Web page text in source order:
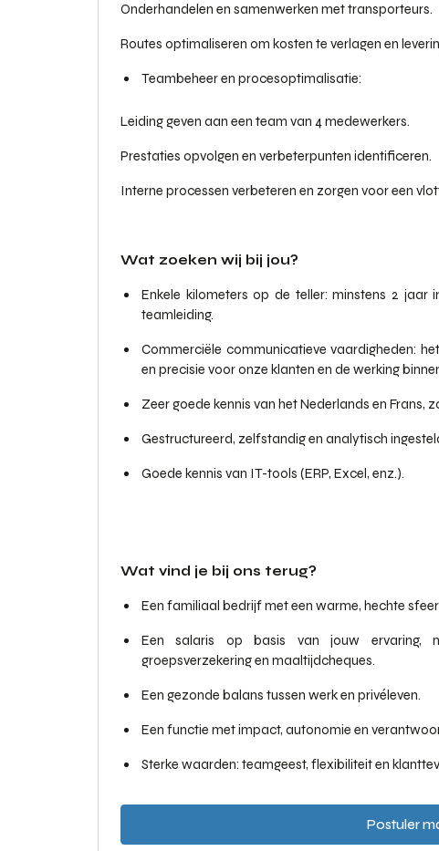
Onderhandelen en samenwerken met transporteurs.
Routes optimaliseren om kosten te verlagen en
Teambeheer en procesoptimalisatie:
Leiding geven aan een team van 4 medewerkers.
Prestaties opvolgen en verbeterpunten identificeren.
Interne processen verbeteren en zorgen voor een
Wat zoeken wij bij jou?
Enkele kilometers op de teller: minstens 2 jaar
teamleiding.
Commerciële communicatieve vaardigheden:
en precisie voor onze klanten en de werking
Zeer goede kennis van het Nederlands en Frans,
Gestructureerd, zelfstandig en analytisch
Goede kennis van IT-tools (ERP, Excel, enz.).
Wat vind je bij ons terug?
Een familiaal bedrijf met een warme, hechte
Een salaris op basis van jouw ervaring,
groepsverzekering en maaltijdcheques.
Een gezonde balans tussen werk en privéleven.
Een functie met impact, autonomie en
Sterke waarden: teamgeest, flexibiliteit en
Postuler